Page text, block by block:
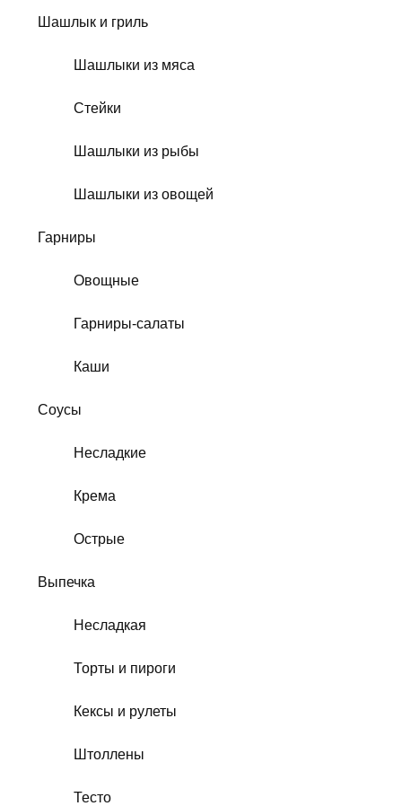
Шашлык и гриль
Шашлыки из мяса
Стейки
Шашлыки из рыбы
Шашлыки из овощей
Гарниры
Овощные
Гарниры-салаты
Каши
Соусы
Несладкие
Крема
Острые
Выпечка
Несладкая
Торты и пироги
Кексы и рулеты
Штоллены
Тесто